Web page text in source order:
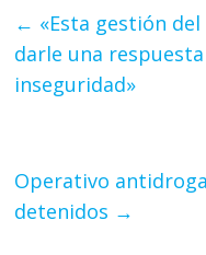
← «Esta gestión
darle una
inseguridad»
Operativo
detenidos →